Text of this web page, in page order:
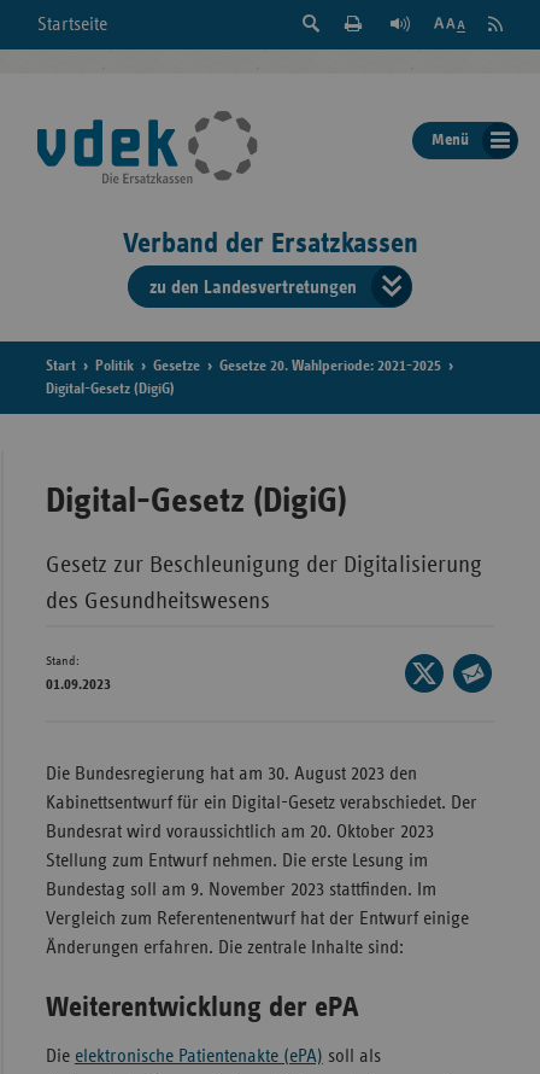
Startseite
Suche
der
Seite
Feed
Menü
Verband der Ersatzkassen
zu den Landesvertretungen
der
Berlin/
Start Politik Gesetze
Gesetze 20. Wahlperiode: 2021-2025
Digital-Gesetz (DigiG)
Digital-Gesetz (DigiG)
Gesetz zur Beschleunigung der Digitalisierung
des Gesundheitswesens
Stand:
01.09.2023
Seite
auf
Die Bundesregierung hat am 30. August 2023 den
Kabinettsentwurf für ein Digital-Gesetz verabschiedet. Der
Bundesrat wird voraussichtlich am 20. Oktober 2023
Stellung zum Entwurf nehmen. Die erste Lesung im
Bundestag soll am 9. November 2023 stattfinden. Im
Vergleich zum Referentenentwurf hat der Entwurf einige
Änderungen erfahren. Die zentrale Inhalte sind:
Weiterentwicklung der ePA
Die elektronische Patientenakte (ePA) soll als